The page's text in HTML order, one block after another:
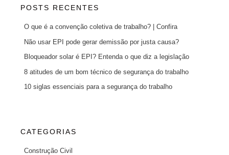
POSTS RECENTES
O que é a convenção coletiva de trabalho? | Confira
Não usar EPI pode gerar demissão por justa causa?
Bloqueador solar é EPI? Entenda o que diz a legislação
8 atitudes de um bom técnico de segurança do trabalho
10 siglas essenciais para a segurança do trabalho
CATEGORIAS
Construção Civil